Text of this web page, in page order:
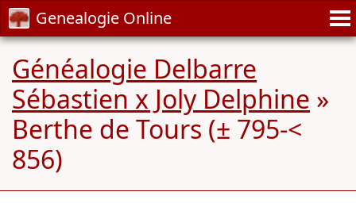
Genealogie Online
Généalogie Delbarre
Sébastien x Joly Delphine »
Berthe de Tours (± 795-<
856)